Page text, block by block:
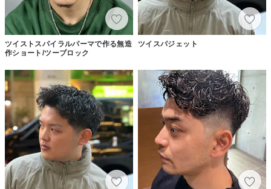
ツイストスパイラルパーマで作る無造
作ショート/ツーブロック
ツイスパジェット